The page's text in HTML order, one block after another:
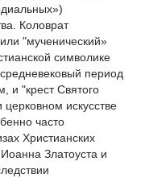
Коловрат
"мученический»
символике
период
и "крест Святого
искусстве
часто
Христианских
Златоуста и